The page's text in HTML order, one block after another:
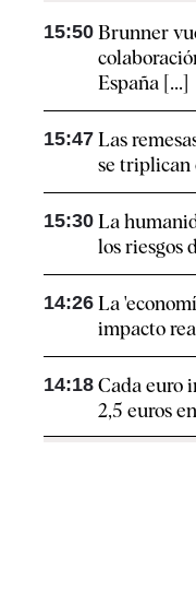
15:50 Brunner
España [...]
15:47 Las
se triplican
15:30 La
los riesgos
14:26 La
impacto
14:18 Cada euro
2,5 euros